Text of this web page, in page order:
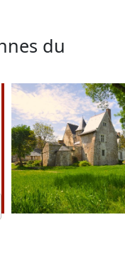
du